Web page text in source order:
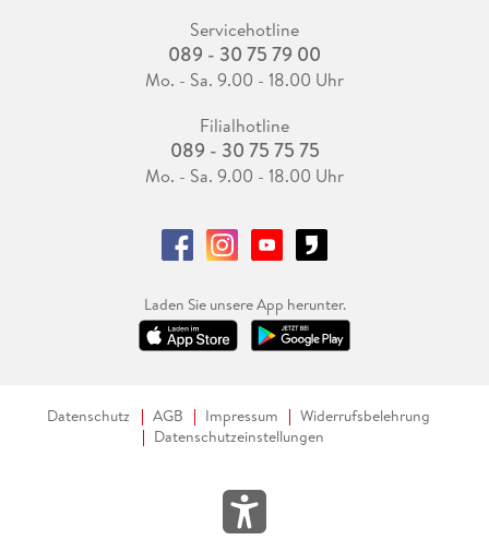
Servicehotline
089 - 30 75 79 00
Mo. - Sa. 9.00 - 18.00 Uhr
Filialhotline
089 - 30 75 75 75
Mo. - Sa. 9.00 - 18.00 Uhr
Laden Sie unsere App herunter.
Datenschutz AGB Impressum
Widerrufsbelehrung
Datenschutzeinstellungen